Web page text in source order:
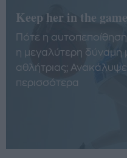
Keep her in the game
Πότε η αυτοπεποίθηση
η μεγαλύτερη δύναμη
αθλήτριας; Ανακάλυψε
περισσότερα